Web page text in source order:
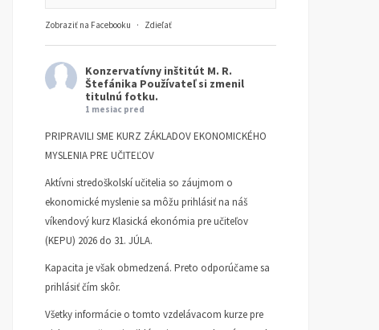
Zobraziť na Facebooku · Zdieľať
Konzervatívny inštitút M. R.
Štefánika Používateľ si zmenil
titulnú fotku.
1 mesiac pred
PRIPRAVILI SME KURZ ZÁKLADOV EKONOMICKÉHO
MYSLENIA PRE UČITEĽOV
Aktívni stredoškolskí učitelia so záujmom o
ekonomické myslenie sa môžu prihlásiť na náš
víkendový kurz Klasická ekonómia pre učiteľov
(KEPU) 2026 do 31. JÚLA.
Kapacita je však obmedzená. Preto odporúčame sa
prihlásiť čím skôr.
Všetky informácie o tomto vzdelávacom kurze pre